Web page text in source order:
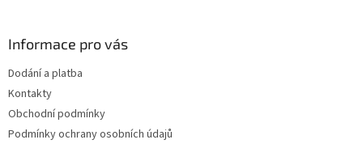
Informace pro vás
Dodání a platba
Kontakty
Obchodní podmínky
Podmínky ochrany osobních údajů